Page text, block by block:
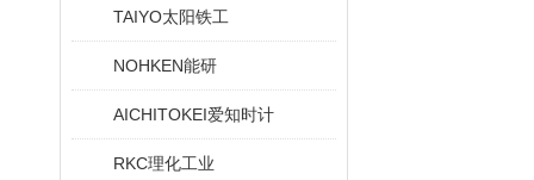
TAIYO太阳铁工
NOHKEN能研
AICHITOKEI爱知时计
RKC理化工业